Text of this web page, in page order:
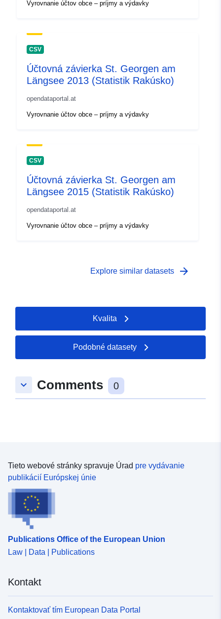
Vyrovnanie účtov obce – príjmy a výdavky
CSV
Účtovná závierka St. Georgen am
Längsee 2013 (Statistik Rakúsko)
opendataportal.at
Vyrovnanie účtov obce – príjmy a výdavky
CSV
Účtovná závierka St. Georgen am
Längsee 2015 (Statistik Rakúsko)
opendataportal.at
Vyrovnanie účtov obce – príjmy a výdavky
Explore similar datasets arrow_forward
Kvalita
Podobné datasety
keyboard_arrow_down Comments 0
Tieto webové stránky spravuje Úrad pre vydávanie
publikácií Európskej únie
Publications Office of the European Union
Law | Data | Publications
Kontakt
Kontaktovať tím European Data Portal